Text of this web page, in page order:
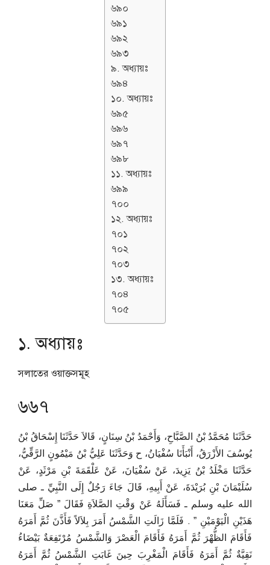
৬৯০
৬৯১
৬৯২
৬৯৩
৯. অধ্যায়ঃ
৬৯৪
১০. অধ্যায়ঃ
৬৯৫
৬৯৬
৬৯৭
৬৯৮
১১. অধ্যায়ঃ
৬৯৯
৭০০
১২. অধ্যায়ঃ
৭০১
৭০২
৭০৩
১৩. অধ্যায়ঃ
৭০৪
৭০৫
১. অধ্যায়ঃ
সলাতের ওয়াক্তসমূহ
৬৬৭
حَدَّثَنَا مُحَمَّدُ بْنُ الصَّبَّاحِ، وَأَحْمَدُ بْنُ سِنَانٍ، قَالاَ حَدَّثَنَا إِسْحَاقُ بْنُ
يُوسُفَ الأَزْرَقُ، أَنْبَأَنَا سُفْيَانُ، ح وَحَدَّثَنَا عَلِيُّ بْنُ مَيْمُونٍ الرَّقِّيُّ،
حَدَّثَنَا مَخْلَدُ بْنُ يَزِيدَ، عَنْ سُفْيَانَ، عَنْ عَلْقَمَةَ بْنِ مَرْثَدٍ، عَنْ
سُلَيْمَانَ بْنِ بُرَيْدَةَ، عَنْ أَبِيهِ، قَالَ جَاءَ رَجُلٌ إِلَى النَّبِيِّ ـ صلى
الله عليه وسلم ـ فَسَأَلَهُ عَنْ وَقْتِ الصَّلاَةِ فَقَالَ ‏”‏ صَلِّ مَعَنَا
هَذَيْنِ الْيَوْمَيْنِ ‏”‏ ‏.‏ فَلَمَّا زَالَتِ الشَّمْسُ أَمَرَ بِلاَلاً فَأَذَّنَ ثُمَّ أَمَرَهُ
فَأَقَامَ الظُّهْرَ ثُمَّ أَمَرَهُ فَأَقَامَ الْعَصْرَ وَالشَّمْسُ مُرْتَفِعَةٌ بَيْضَاءُ
نَقِيَّةٌ ثُمَّ أَمَرَهُ فَأَقَامَ الْمَغْرِبَ حِينَ غَابَتِ الشَّمْسُ ثُمَّ أَمَرَهُ